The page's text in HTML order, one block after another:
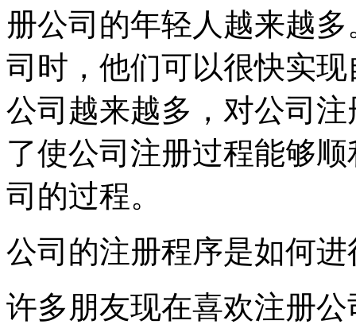
册公司的年轻人越来越
司时，他们可以很快实
公司越来越多，对公司
了使公司注册过程能够
司的过程。
公司的注册程序是如何进
许多朋友现在喜欢注册